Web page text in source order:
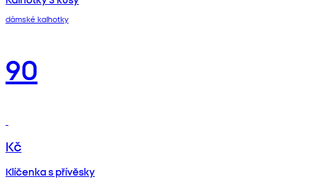
dámské kalhotky
90
Kč
Klíčenka s přívěsky